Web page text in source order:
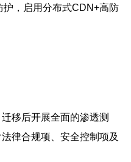
护，启用分布式CDN+高防
移后开展全面的渗透测
律合规项、安全控制项及